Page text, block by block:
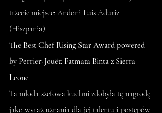
trzecie miejsce: Andoni Luis Aduriz
(Hiszpania)
The Best Chef Rising Star Award powered
by Perrier-Jouët: Fatmata Binta z Sierra
Leone
Ta młoda szefowa kuchni zdobyła tę nagrodę
jako wyraz uznania dla jej talentu i postępów